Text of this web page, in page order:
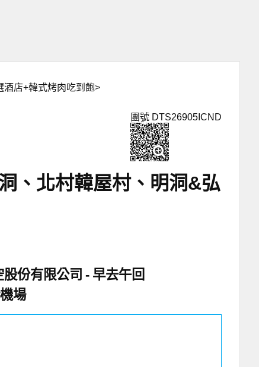
酒店+韓式烤肉吃到飽>
團號 DTS26905ICND
、北村韓屋村、明洞&弘
股份有限公司
早去午回
場